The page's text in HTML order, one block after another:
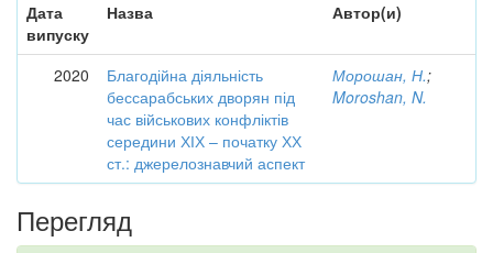
Дата
випуску
Назва Автор(и)
2020
Благодійна діяльність
бессарабських дворян під
час військових конфліктів
середини ХІХ – початку ХХ
ст.: джерелознавчий аспект
Морошан, Н.;
Moroshan, N.
Перегляд